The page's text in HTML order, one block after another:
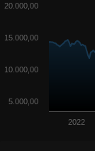
2022
5.000,00
10.000,00
15.000,00
20.000,00